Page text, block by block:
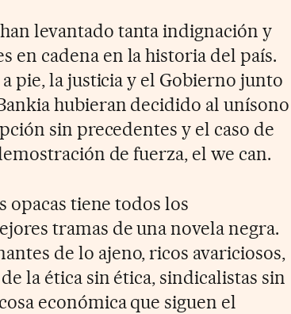
levantado tanta indignación y
en cadena en la historia del país.
pie, la justicia y el Gobierno junto
hubieran decidido al unísono
sin precedentes y el caso de
de fuerza, el we can.
opacas tiene todos los
tramas de una novela negra.
de lo ajeno, ricos avariciosos,
la ética sin ética, sindicalistas sin
económica que siguen el